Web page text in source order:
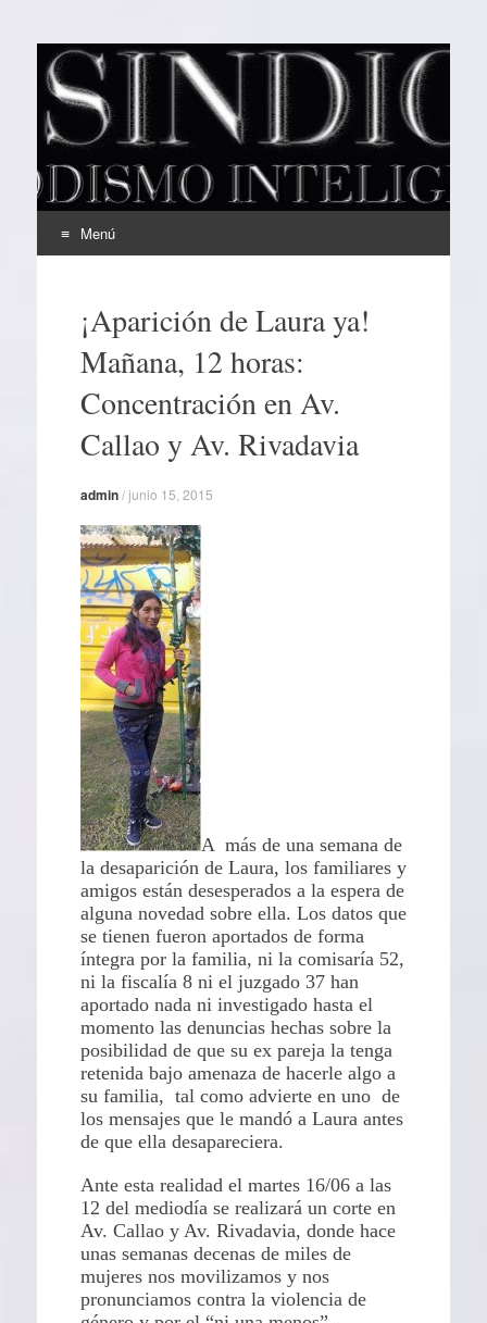
EL SINDICAL
Periodismo Inteligente
Menú
contenido¡Aparición de Laura ya!
Mañana, 12 horas:
Concentración en Av.
Callao y Av. Rivadavia
admin/junio 15, 2015
A más de una semana de
la desaparición de Laura, los familiares y
amigos están desesperados a la espera de
alguna novedad sobre ella. Los datos que
se tienen fueron aportados de forma
íntegra por la familia, ni la comisaría 52,
ni la fiscalía 8 ni el juzgado 37 han
aportado nada ni investigado hasta el
momento las denuncias hechas sobre la
posibilidad de que su ex pareja la tenga
retenida bajo amenaza de hacerle algo a
su familia, tal como advierte en uno de
los mensajes que le mandó a Laura antes
de que ella desapareciera.
Ante esta realidad el martes 16/06 a las
12 del mediodía se realizará un corte en
Av. Callao y Av. Rivadavia, donde hace
unas semanas decenas de miles de
mujeres nos movilizamos y nos
pronunciamos contra la violencia de